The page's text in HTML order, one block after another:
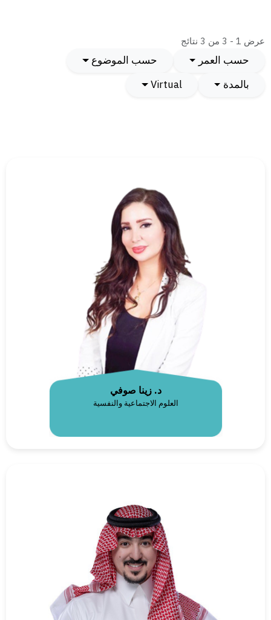
عرض 1 - 3 من 3 نتائج
حسب العمر
حسب الموضوع
بالمدة
Virtual
د. زينا صوفي
العلوم الاجتماعية والنفسية